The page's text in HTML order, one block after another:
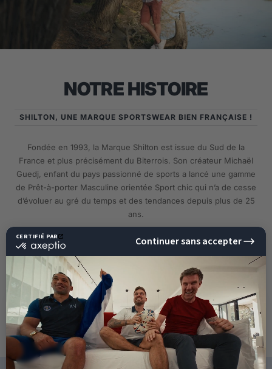
NOTRE HISTOIRE
SHILTON, UNE MARQUE SPORTSWEAR BIEN FRANÇAISE !
Fondée en 1993, la Marque Shilton est issue du Sud de la
France et plus précisément du Biterrois. Son créateur Michaël
Guedj, enfant du pays passionné de sports a lancé une gamme
de Prêt-à-porter Masculine orientée Sport chic qui n’a de cesse
d’évoluer au gré du temps et des tendances depuis plus de 25
ans.
EN SAVOIR PLUS
10%DE RÉDUCTION
SUR VOTRE PROCHAINE
COMMANDE !